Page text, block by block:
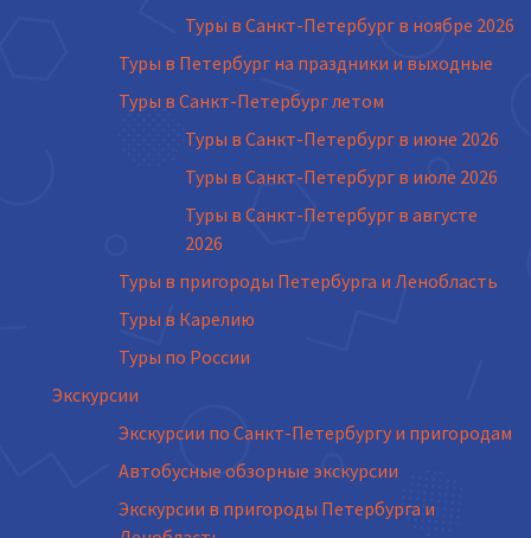
Туры в Санкт-Петербург в ноябре 2026
Туры в Петербург на праздники и выходные
Туры в Санкт-Петербург летом
Туры в Санкт-Петербург в июне 2026
Туры в Санкт-Петербург в июле 2026
Туры в Санкт-Петербург в августе
2026
Туры в пригороды Петербурга и Ленобласть
Туры в Карелию
Туры по России
Экскурсии
Экскурсии по Санкт-Петербургу и пригородам
Автобусные обзорные экскурсии
Экскурсии в пригороды Петербурга и